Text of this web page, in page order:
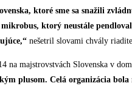
ktoré sme sa snažili
ktorý neustále
nešetril slovami chvály
majstrovstvách Slovenska v
plusom. Celá organizácia